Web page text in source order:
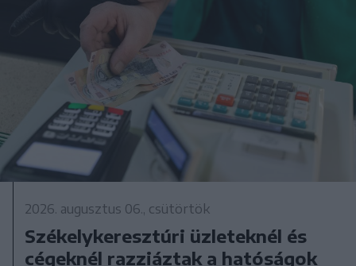
2026. augusztus 06., csütörtök
Székelykeresztúri üzleteknél és
cégeknél razziáztak a hatóságok